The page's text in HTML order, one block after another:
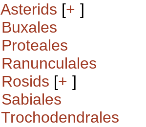
Asterids [+ ]
Buxales
Proteales
Ranunculales
Rosids [+ ]
Sabiales
Trochodendrales